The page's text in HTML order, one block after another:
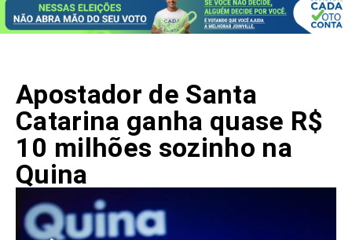
Apostador de Santa
Catarina ganha quase R$
10 milhões sozinho na
Quina